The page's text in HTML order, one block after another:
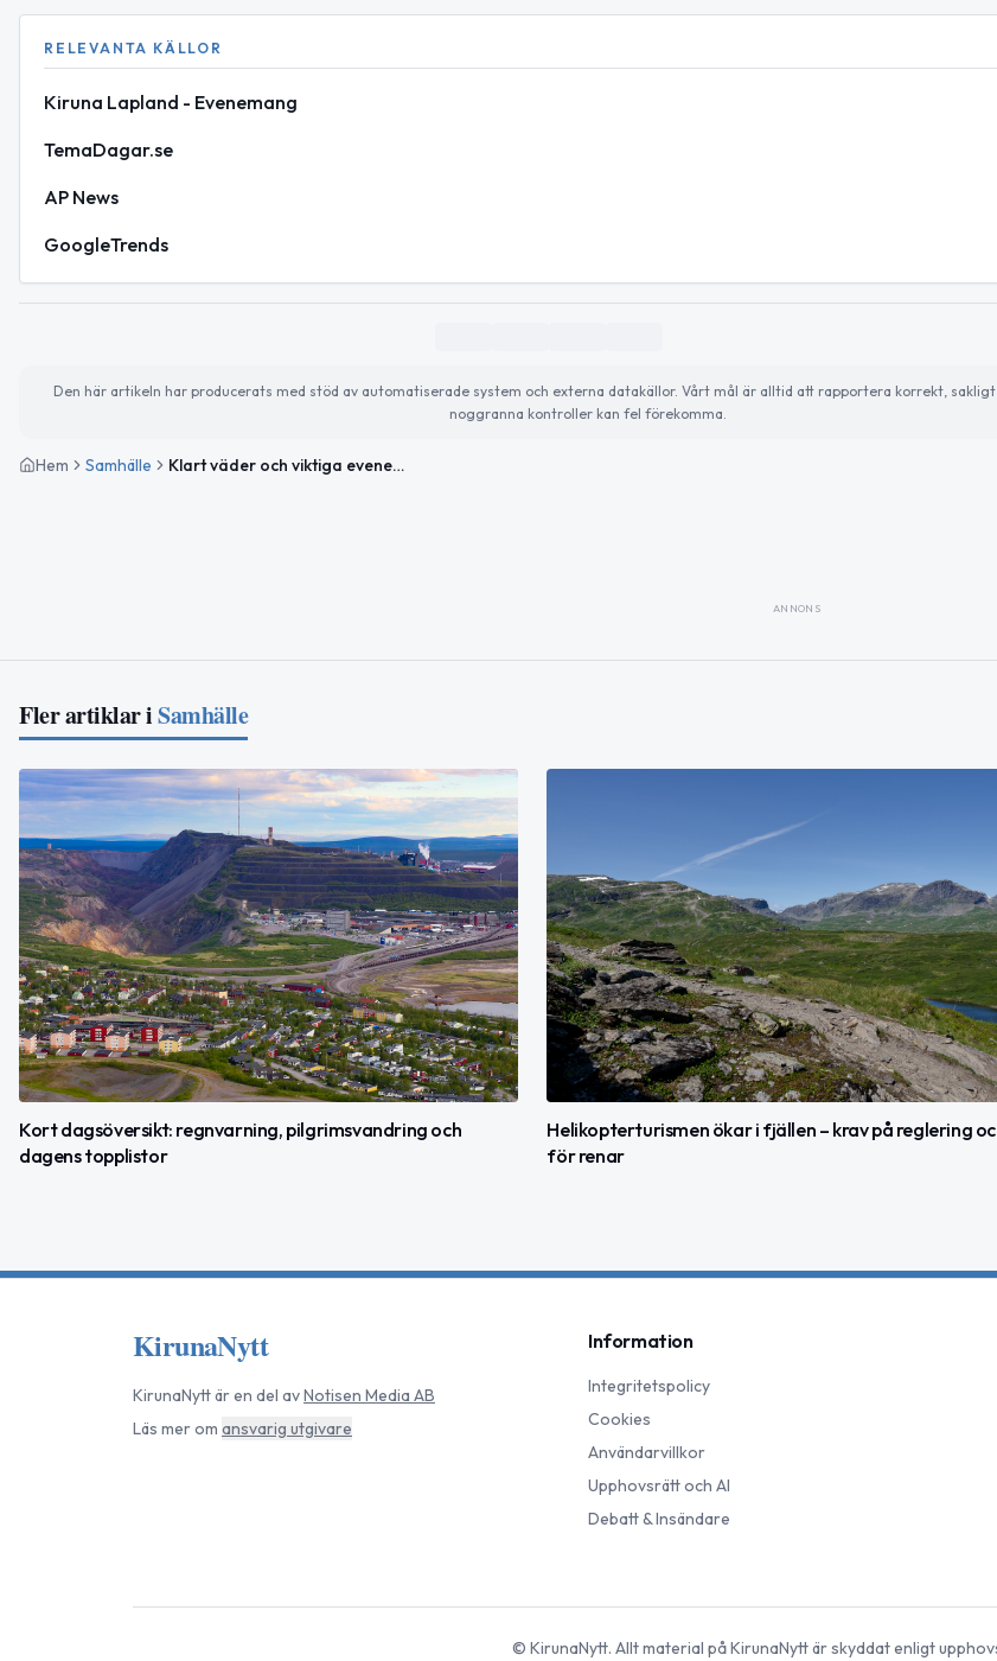
RELEVANTA KÄLLOR
Kiruna Lapland - Evenemang
TemaDagar.se
AP News
GoogleTrends
Den här artikeln har producerats med stöd av automatiserade system och externa datakällor. Vårt mål är alltid att rapportera korrekt,
noggranna kontroller kan fel förekomma.
Hem Samhälle Klart väder och viktiga evenemang i Kiruna denna vecka
ANNONS
Fler artiklar iSamhälle
Kort dagsöversikt: regnvarning, pilgrimsvandring och
dagens topplistor
Helikopterturismen ökar i fjällen – krav på reglering
för renar
KirunaNytt
KirunaNyttär en del avNotisen Media AB
Läs mer om ansvarig utgivare
Information
Integritetspolicy
Cookies
Användarvillkor
Upphovsrätt och AI
Debatt & Insändare
© KirunaNytt. Allt material påKirunaNyttär skyddat enligt